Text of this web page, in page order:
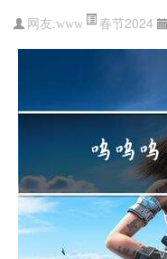
网友:www 春节2024